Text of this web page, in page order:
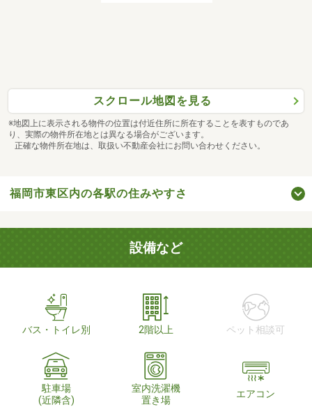
スクロール地図を見る
※地図上に表示される物件の位置は付近住所に所在することを表すものであ
り、実際の物件所在地とは異なる場合がございます。
正確な物件所在地は、取扱い不動産会社にお問い合わせください。
福岡市東区内の各駅の住みやすさ
設備など
バス・トイレ別 2階以上 ペット相談可
駐車場
(近隣含)
室内洗濯機
置き場
エアコン